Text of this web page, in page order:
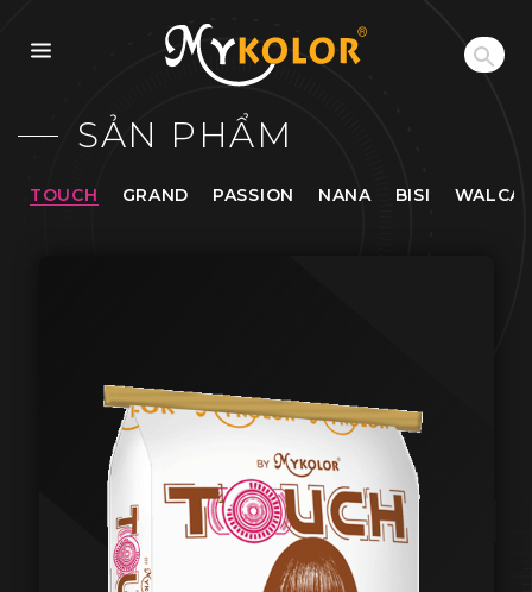
MYKOLOR
SẢN PHẨM
TOUCH GRAND PASSION NANA BISI